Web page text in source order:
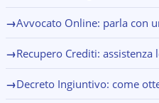
→Avvocato Online: parla con
→Recupero Crediti: assistenza
→Decreto Ingiuntivo: come